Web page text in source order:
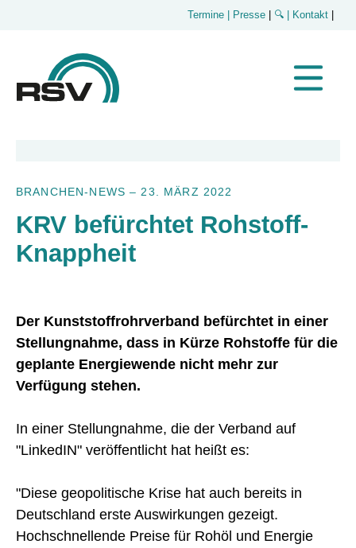
Termine | Presse 🔍 | Kontakt
BRANCHEN-NEWS – 23. MÄRZ 2022
KRV befürchtet Rohstoff-
Knappheit
Der Kunststoffrohrverband befürchtet in einer
Stellungnahme, dass in Kürze Rohstoffe für die
geplante Energiewende nicht mehr zur
Verfügung stehen.
In einer Stellungnahme, die der Verband auf
"LinkedIN" veröffentlicht hat heißt es:
"Diese geopolitische Krise hat auch bereits in
Deutschland erste Auswirkungen gezeigt.
Hochschnellende Preise für Rohöl und Energie